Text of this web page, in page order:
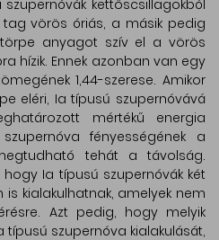
kettőscsillagokból
tag vörös óriás, a másik pedig
anyagot szív el a vörös
hízik. Ennek azonban van egy
1,44-szerese. Amikor
eléri, Ia típusú szupernóvává
mértékű energia
fényességének a
tehát a távolság.
Ia típusú szupernóvák két
kialakulhatnak, amelyek nem
Azt pedig, hogy melyik
szupernóva kialakulását,